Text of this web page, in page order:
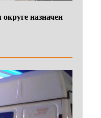
назначен